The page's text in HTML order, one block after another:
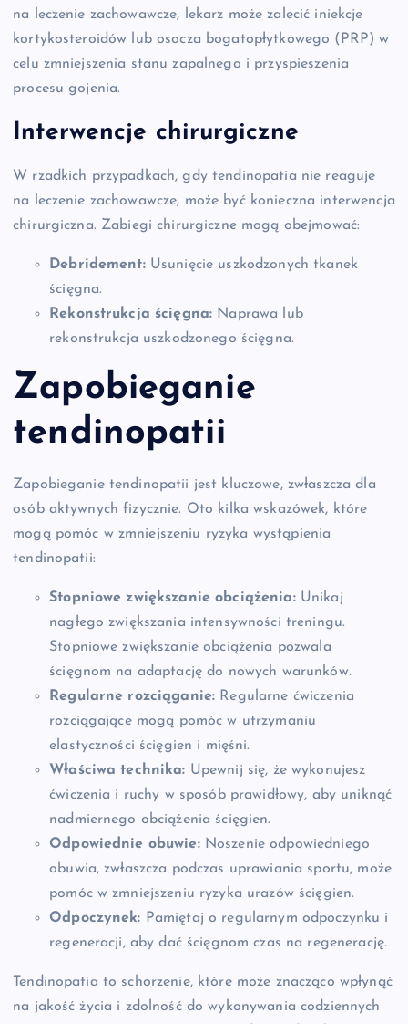
na leczenie zachowawcze, lekarz może zalecić iniekcje
kortykosteroidów lub osocza bogatopłytkowego (PRP) w
celu zmniejszenia stanu zapalnego i przyspieszenia
procesu gojenia.
Interwencje chirurgiczne
W rzadkich przypadkach, gdy tendinopatia nie reaguje
na leczenie zachowawcze, może być konieczna interwencja
chirurgiczna. Zabiegi chirurgiczne mogą obejmować:
Debridement:Usunięcie uszkodzonych tkanek
ścięgna.
Rekonstrukcja ścięgna: Naprawa lub
rekonstrukcja uszkodzonego ścięgna.
Zapobieganie
tendinopatii
Zapobieganie tendinopatii jest kluczowe, zwłaszcza dla
osób aktywnych fizycznie. Oto kilka wskazówek, które
mogą pomóc w zmniejszeniu ryzyka wystąpienia
tendinopatii:
Stopniowe zwiększanie obciążenia:Unikaj
nagłego zwiększania intensywności treningu.
Stopniowe zwiększanie obciążenia pozwala
ścięgnom na adaptację do nowych warunków.
Regularne rozciąganie: Regularne ćwiczenia
rozciągające mogą pomóc w utrzymaniu
elastyczności ścięgien i mięśni.
Właściwa technika: Upewnij się, że wykonujesz
ćwiczenia i ruchy w sposób prawidłowy, aby uniknąć
nadmiernego obciążenia ścięgien.
Odpowiednie obuwie:Noszenie odpowiedniego
obuwia, zwłaszcza podczas uprawiania sportu, może
pomóc w zmniejszeniu ryzyka urazów ścięgien.
Odpoczynek: Pamiętaj o regularnym odpoczynku i
regeneracji, aby dać ścięgnom czas na regenerację.
Tendinopatia to schorzenie, które może znacząco wpłynąć
na jakość życia i zdolność do wykonywania codziennych